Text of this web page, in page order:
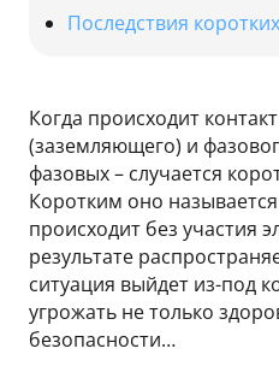
Когда происходит
(заземляющего) и
фазовых – случается
Коротким оно называется
происходит без участия
результате
ситуация выйдет из-под
угрожать не только
безопасности…
Последствия